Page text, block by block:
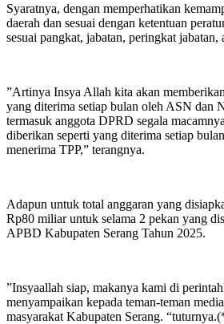
Syaratnya, dengan memperhatikan
daerah dan sesuai dengan ketentuan
sesuai pangkat, jabatan, peringkat jabatan,
”Artinya Insya Allah kita akan
yang diterima setiap bulan oleh ASN dan
termasuk anggota DPRD segala
diberikan seperti yang diterima setiap
menerima TPP,” terangnya.
Adapun untuk total anggaran yang
Rp80 miliar untuk selama 2 pekan yang
APBD Kabupaten Serang Tahun 2025.
”Insyaallah siap, makanya kami di
menyampaikan kepada teman-teman
masyarakat Kabupaten Serang.